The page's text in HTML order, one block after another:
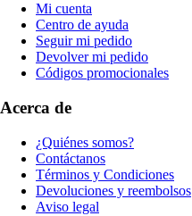
Mi cuenta
Centro de ayuda
Seguir mi pedido
Devolver mi pedido
Códigos promocionales
Acerca de
¿Quiénes somos?
Contáctanos
Términos y Condiciones
Devoluciones y reembolsos
Aviso legal